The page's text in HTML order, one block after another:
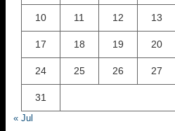
10 11 12 13
17 18 19 20
24 25 26 27
31
« Jul